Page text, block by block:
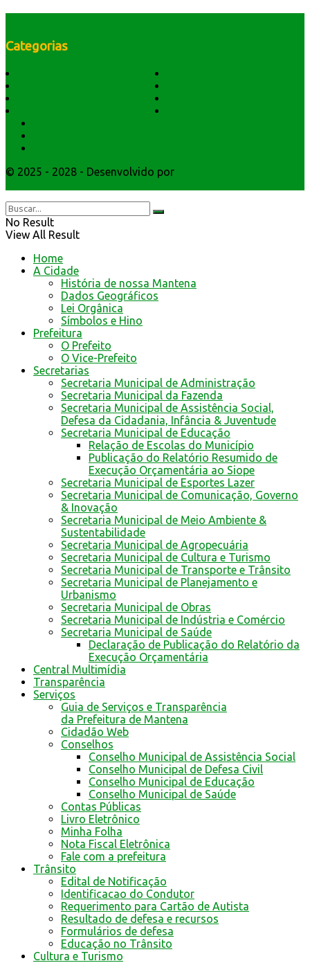
Categorias
© 2025 - 2028 - Desenvolvido por
No Result
View All Result
Home
A Cidade
História de nossa Mantena
Dados Geográficos
Lei Orgânica
Símbolos e Hino
Prefeitura
O Prefeito
O Vice-Prefeito
Secretarias
Secretaria Municipal de Administração
Secretaria Municipal da Fazenda
Secretaria Municipal de Assistência Social,
Defesa da Cidadania, Infância & Juventude
Secretaria Municipal de Educação
Relação de Escolas do Município
Publicação do Relatório Resumido de
Execução Orçamentária ao Siope
Secretaria Municipal de Esportes Lazer
Secretaria Municipal de Comunicação, Governo
& Inovação
Secretaria Municipal de Meio Ambiente &
Sustentabilidade
Secretaria Municipal de Agropecuária
Secretaria Municipal de Cultura e Turismo
Secretaria Municipal de Transporte e Trânsito
Secretaria Municipal de Planejamento e
Urbanismo
Secretaria Municipal de Obras
Secretaria Municipal de Indústria e Comércio
Secretaria Municipal de Saúde
Declaração de Publicação do Relatório da
Execução Orçamentária
Central Multimídia
Transparência
Serviços
Guia de Serviços e Transparência
da Prefeitura de Mantena
Cidadão Web
Conselhos
Conselho Municipal de Assistência Social
Conselho Municipal de Defesa Civil
Conselho Municipal de Educação
Conselho Municipal de Saúde
Contas Públicas
Livro Eletrônico
Minha Folha
Nota Fiscal Eletrônica
Fale com a prefeitura
Trânsito
Edital de Notificação
Identificacao do Condutor
Requerimento para Cartão de Autista
Resultado de defesa e recursos
Formulários de defesa
Educação no Trânsito
Cultura e Turismo